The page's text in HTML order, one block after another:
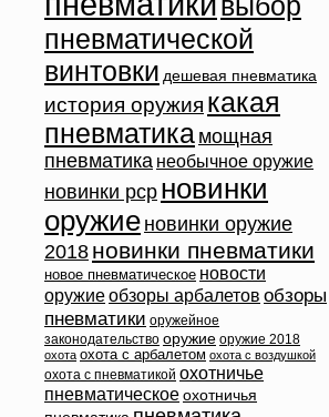
пневматической
винтовки дешевая пневматика
история оружия какая
пневматика мощная
пневматика необычное оружие
новинки pcp новинки
оружие новинки оружие
2018 новинки пневматики
новое пневматическое новости
оружиеобзоры арбалетов обзоры
пневматики оружейное
законодательство оружие оружие 2018
охота охота с арбалетом охота с воздушкой
охота с пневматикой охотничье
пневматическое охотничья